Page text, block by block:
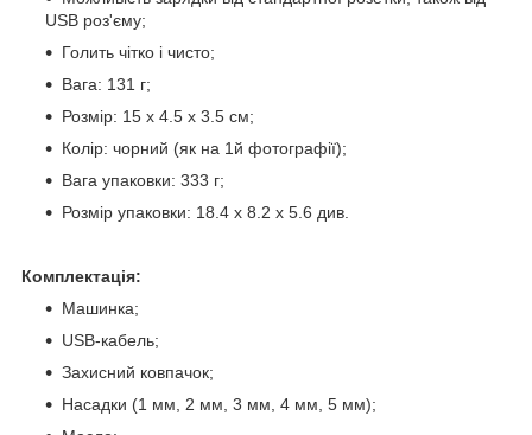
USB роз'єму;
Голить чітко і чисто;
Вага: 131 г;
Розмір: 15 x 4.5 x 3.5 см;
Колір: чорний (як на 1й фотографії);
Вага упаковки: 333 г;
Розмір упаковки: 18.4 x 8.2 x 5.6 див.
Комплектація:
Машинка;
USB-кабель;
Захисний ковпачок;
Насадки (1 мм, 2 мм, 3 мм, 4 мм, 5 мм);